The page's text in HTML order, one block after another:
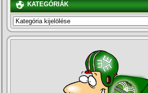
KATEGÓRIÁK
KATEGÓRIÁK